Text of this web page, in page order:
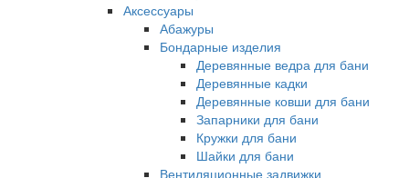
Аксессуары
Абажуры
Бондарные изделия
Деревянные ведра для бани
Деревянные кадки
Деревянные ковши для бани
Запарники для бани
Кружки для бани
Шайки для бани
Вентиляционные задвижки